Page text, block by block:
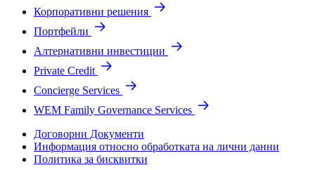
Корпоративни решения
Портфейли
Алтернативни инвестиции
Private Credit
Concierge Services
WEM Family Governance Services
Договорни Документи
Информация относно обработката на лични данни
Политика за бисквитки